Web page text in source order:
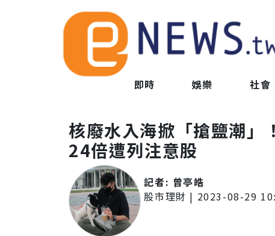
即時 娛樂 社會
核廢水入海掀「搶鹽潮
24倍遭列注意股
記者: 曾亭皓
股市理財 | 2023-08-29